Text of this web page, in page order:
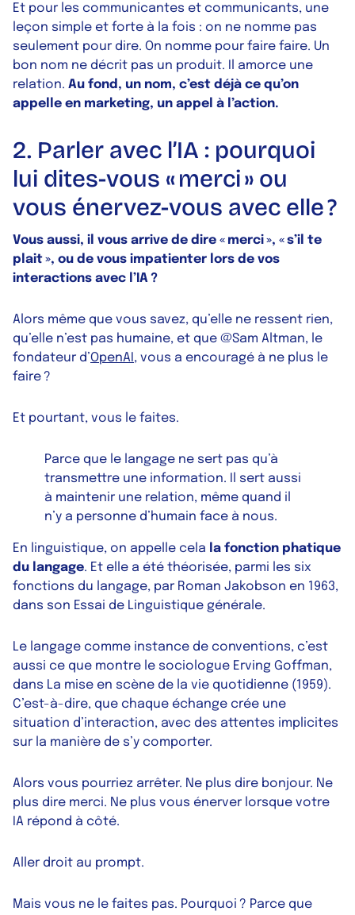
Et pour les communicantes et communicants, une
leçon simple et forte à la fois : on ne nomme pas
seulement pour dire. On nomme pour faire faire. Un
bon nom ne décrit pas un produit. Il amorce une
relation. Au fond, un nom, c’est déjà ce qu’on
appelle en marketing, un appel à l’action.
2. Parler avec l’IA : pourquoi
lui dites-vous « merci » ou
vous énervez-vous avec elle ?
Vous aussi, il vous arrive de dire « merci », « s’il te
plait », ou de vous impatienter lors de vos
interactions avec l’IA ?
Alors même que vous savez, qu’elle ne ressent rien,
qu’elle n’est pas humaine, et que @Sam Altman, le
fondateur d’OpenAI , vous a encouragé à ne plus le
faire ?
Et pourtant, vous le faites.
Parce que le langage ne sert pas qu’à
transmettre une information. Il sert aussi
à maintenir une relation, même quand il
n’y a personne d’humain face à nous.
En linguistique, on appelle cela la fonction phatique
du langage. Et elle a été théorisée, parmi les six
fonctions du langage, par Roman Jakobson en 1963,
dans son Essai de Linguistique générale.
Le langage comme instance de conventions, c’est
aussi ce que montre le sociologue Erving Goffman,
dans La mise en scène de la vie quotidienne (1959).
C’est-à-dire, que chaque échange crée une
situation d’interaction, avec des attentes implicites
sur la manière de s’y comporter.
Alors vous pourriez arrêter. Ne plus dire bonjour. Ne
plus dire merci. Ne plus vous énerver lorsque votre
IA répond à côté.
Aller droit au prompt.
Mais vous ne le faites pas. Pourquoi ? Parce que